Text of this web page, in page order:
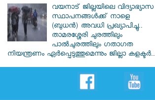
വയനാട് ജില്ലയിലെ വിദ്യാഭ്യാസ
സ്ഥാപനങ്ങൾക്ക് നാളെ
(ബുധൻ) അവധി പ്രഖ്യാപിച്ചു..
താമരശ്ശേരി ചുരത്തിലും
പാൽചുരത്തിലും ഗതാഗത
നിയന്ത്രണം ഏർപ്പെടുത്തുമെന്നും ജില്ലാ കളക്ടർ..